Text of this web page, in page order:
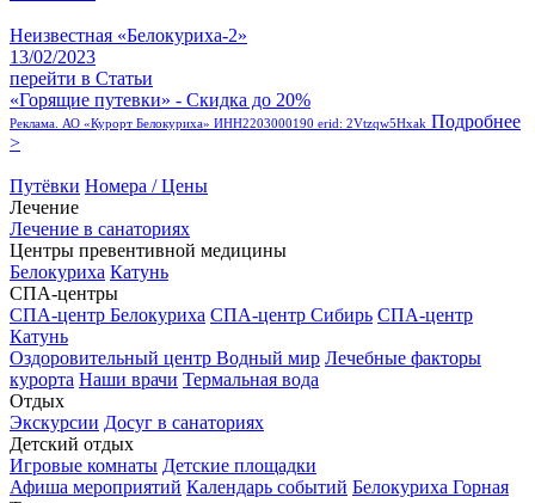
Неизвестная «Белокуриха-2»
13/02/2023
перейти в Статьи
«Горящие путевки» - Скидка до 20%
Реклама. АО «Курорт Белокуриха» ИНН2203000190 erid: 2Vtzqw5Hxak Подробнее
>
Путёвки Номера / Цены
Лечение
Лечение в санаториях
Центры превентивной медицины
Белокуриха Катунь
СПА-центры
СПА-центр Белокуриха СПА-центр Сибирь СПА-центр
Катунь
Оздоровительный центр Водный мир Лечебные факторы
курорта Наши врачи Термальная вода
Отдых
Экскурсии Досуг в санаториях
Детский отдых
Игровые комнаты Детские площадки
Афиша мероприятий Календарь событий Белокуриха Горная